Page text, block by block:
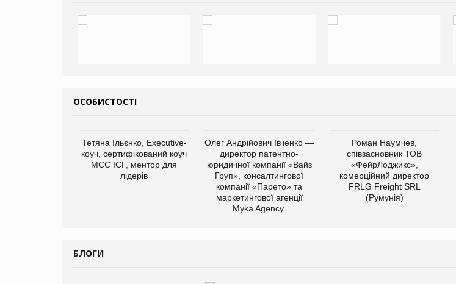
ОСОБИСТОСТІ
Тетяна Ільєнко, Executive-
коуч, сертифікований коуч
МСС ICF, ментор для
лідерів
Олег Андрійович Івченко —
директор патентно-
юридичної компанії «Вайз
Груп», консалтингової
компанії «Парето» та
маркетингової агенції
Myka Agency.
Роман Наумчев,
співзасновник ТОВ
«ФейрЛоджикс»,
комерційний директор
FRLG Freight SRL
(Румунія)
БЛОГИ